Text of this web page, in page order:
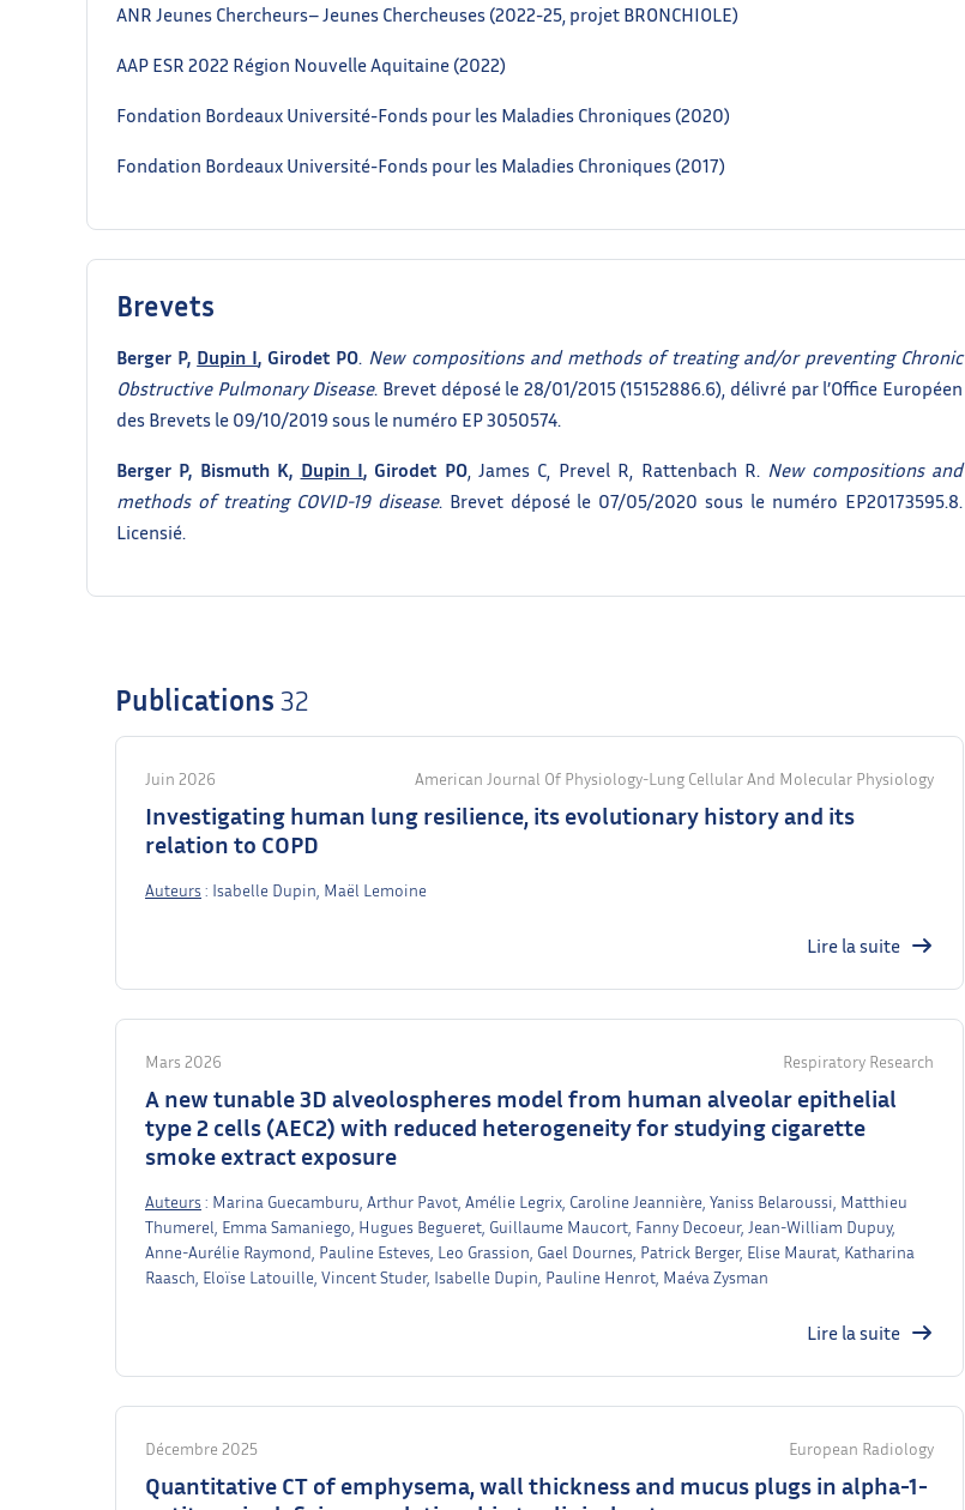
ANR Jeunes Chercheurs– Jeunes Chercheuses (2022-25, projet BRONCHIOLE)
AAP ESR 2022 Région Nouvelle Aquitaine (2022)
Fondation Bordeaux Université-Fonds pour les Maladies Chroniques (2020)
Fondation Bordeaux Université-Fonds pour les Maladies Chroniques (2017)
Brevets
Berger P, Dupin I, Girodet PO. New compositions and methods of treating and/or preventing Chronic
Obstructive Pulmonary Disease. Brevet déposé le 28/01/2015 (15152886.6), délivré par l’Office Européen
des Brevets le 09/10/2019 sous le numéro EP 3050574.
Berger P, Bismuth K, Dupin I, Girodet PO, James C, Prevel R, Rattenbach R. New compositions and
methods of treating COVID-19 disease. Brevet déposé le 07/05/2020 sous le numéro EP20173595.8.
Licensié.
Publications 32
Juin 2026 American Journal Of Physiology-Lung Cellular And Molecular Physiology
Investigating human lung resilience, its evolutionary history and its
relation to COPD
Auteurs : Isabelle Dupin, Maël Lemoine
Lire la suite
Mars 2026 Respiratory Research
A new tunable 3D alveolospheres model from human alveolar epithelial
type 2 cells (AEC2) with reduced heterogeneity for studying cigarette
smoke extract exposure
Auteurs : Marina Guecamburu, Arthur Pavot, Amélie Legrix, Caroline Jeannière, Yaniss Belaroussi, Matthieu
Thumerel, Emma Samaniego, Hugues Begueret, Guillaume Maucort, Fanny Decoeur, Jean-William Dupuy,
Anne-Aurélie Raymond, Pauline Esteves, Leo Grassion, Gael Dournes, Patrick Berger, Elise Maurat, Katharina
Raasch, Eloïse Latouille, Vincent Studer, Isabelle Dupin, Pauline Henrot, Maéva Zysman
Lire la suite
Décembre 2025 European Radiology
Quantitative CT of emphysema, wall thickness and mucus plugs in alpha-1-